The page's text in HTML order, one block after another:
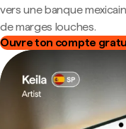
vers une banque
de marges louches.
Ouvre ton compte